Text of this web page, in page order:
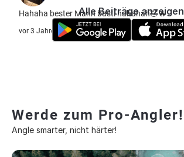
Hahaha bester Mann basti hahahah🤣🔥
vor 3 Jahre
Alle Beiträge anzeigen
Werde zum Pro-Angler!
Angle smarter, nicht härter!